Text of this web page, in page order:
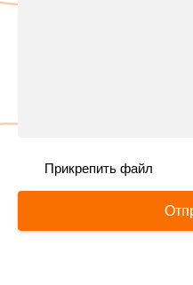
Прикрепить файл